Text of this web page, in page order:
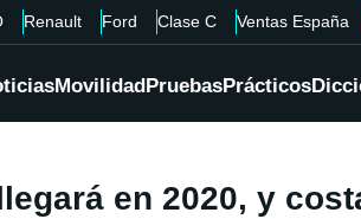
Renault Ford Clase C Ventas España
MovilidadPruebasPrácticos
en 2020, y